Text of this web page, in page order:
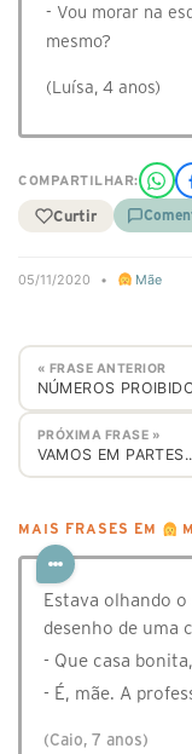
- Vou morar na
mesmo?
(Luísa, 4 anos)
COMPARTILHAR:
Curtir
05/11/2020 • Mãe
« FRASE ANTERIOR
NÚMEROS
PRÓXIMA FRASE »
VAMOS EM
MAIS FRASES EM
Estava olhando
desenho de uma
- Que casa
- É, mãe. A
(Caio, 7 anos)